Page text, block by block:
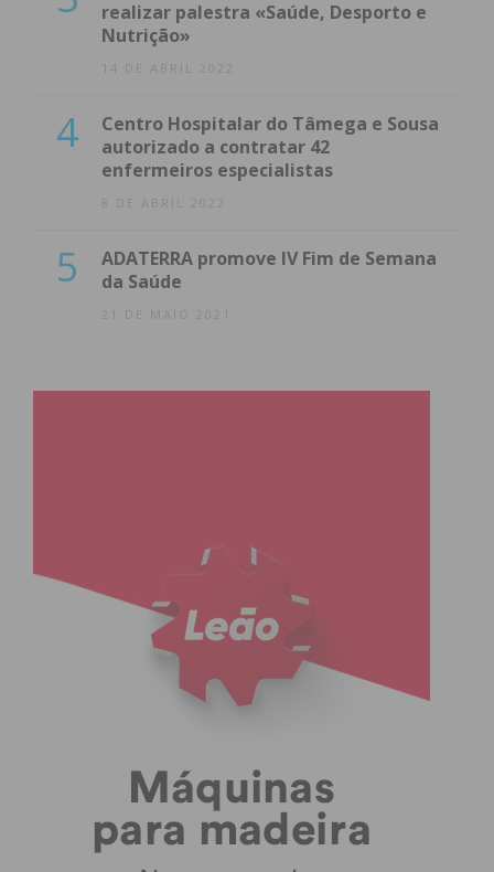
realizar palestra «Saúde, Desporto e
Nutrição»
14 DE ABRIL 2022
4
Centro Hospitalar do Tâmega e Sousa
autorizado a contratar 42
enfermeiros especialistas
8 DE ABRIL 2022
5
ADATERRA promove IV Fim de Semana
da Saúde
21 DE MAIO 2021